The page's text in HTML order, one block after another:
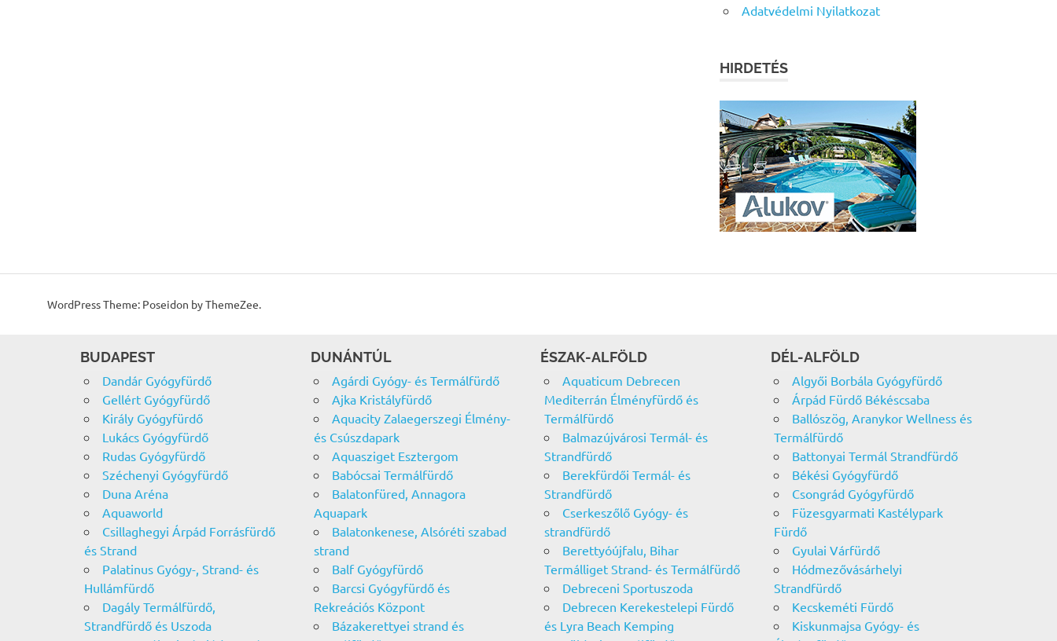
Adatvédelmi Nyilatkozat
HIRDETÉS
WordPress Theme: Poseidon by ThemeZee.
BUDAPEST
Dandár Gyógyfürdő
Gellért Gyógyfürdő
Király Gyógyfürdő
Lukács Gyógyfürdő
Rudas Gyógyfürdő
Széchenyi Gyógyfürdő
Duna Aréna
Aquaworld
Csillaghegyi Árpád Forrásfürdő
és Strand
Palatinus Gyógy-, Strand- és
Hullámfürdő
Dagály Termálfürdő,
Strandfürdő és Uszoda
DUNÁNTÚL
Agárdi Gyógy- és Termálfürdő
Ajka Kristályfürdő
Aquacity Zalaegerszegi Élmény-
és Csúszdapark
Aquasziget Esztergom
Babócsai Termálfürdő
Balatonfüred, Annagora
Aquapark
Balatonkenese, Alsóréti szabad
strand
Balf Gyógyfürdő
Barcsi Gyógyfürdő és
Rekreációs Központ
Bázakerettyei strand és
ÉSZAK-ALFÖLD
Aquaticum Debrecen
Mediterrán Élményfürdő és
Termálfürdő
Balmazújvárosi Termál- és
Strandfürdő
Berekfürdői Termál- és
Strandfürdő
Cserkeszőlő Gyógy- és
strandfürdő
Berettyóújfalu, Bihar
Termálliget Strand- és Termálfürdő
Debreceni Sportuszoda
Debrecen Kerekestelepi Fürdő
és Lyra Beach Kemping
DÉL-ALFÖLD
Algyői Borbála Gyógyfürdő
Árpád Fürdő Békéscsaba
Ballószög, Aranykor Wellness és
Termálfürdő
Battonyai Termál Strandfürdő
Békési Gyógyfürdő
Csongrád Gyógyfürdő
Füzesgyarmati Kastélypark
Fürdő
Gyulai Várfürdő
Hódmezővásárhelyi
Strandfürdő
Kecskeméti Fürdő
Kiskunmajsa Gyógy- és